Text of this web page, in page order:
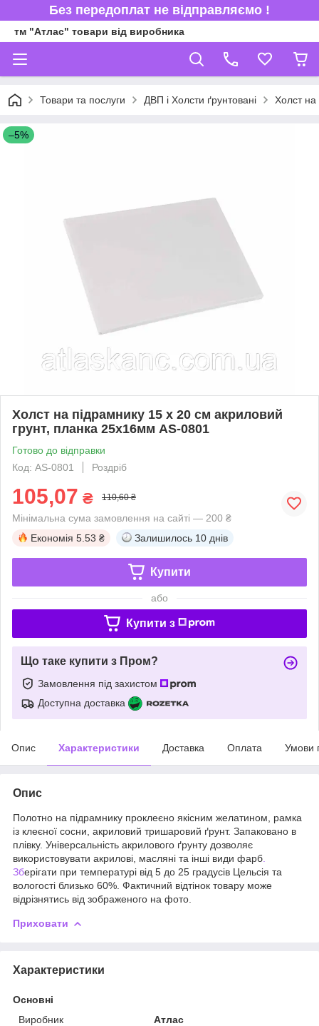
Без передоплат не відправляємо !
тм "Атлас" товари від виробника
Товари та послуги ДВП і Холсти ґрунтовані Холст на
–5%
Холст на підрамнику 15 х 20 см акриловий
грунт, планка 25х16мм AS-0801
Готово до відправки
Код: AS-0801
Роздріб
105,07 ₴ 110,60 ₴
Мінімальна сума замовлення на сайті — 200 ₴
Економія 5.53 ₴ Залишилось 10 днів
Купити
або
Купити з
Що таке купити з Пром?
Замовлення під захистом
Доступна доставка
Опис Характеристики Доставка Оплата Умови
Опис
Полотно на підрамнику проклеєно якісним желатином, рамка
із клеєної сосни, акриловий тришаровий ґрунт. Запаковано в
плівку. Універсальність акрилового ґрунту дозволяє
використовувати акрилові, масляні та інші види фарб
Зберігати при температурі від 5 до 25 градусів Цельсія та
вологості близько 60%. Фактичний відтінок товару може
відрізнятись від зображеного на фото.
Приховати
Характеристики
Основні
Виробник
Атлас